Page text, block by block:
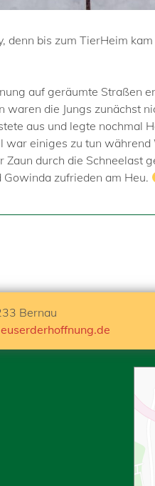
bis zum TierHeim
auf geräumte Straßen
die Jungs zunächst
aus und legte nochmal
einiges zu tun
durch die Schneelast
zufrieden am Heu.
Bernau